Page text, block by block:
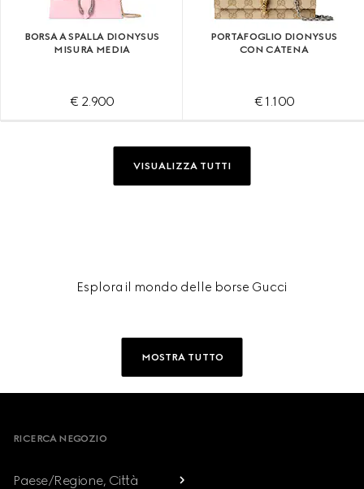
BORSA A SPALLA DIONYSUS
MISURA MEDIA
€ 2.900
PORTAFOGLIO DIONYSUS
CON CATENA
€ 1.100
VISUALIZZA TUTTI
Esplora il mondo delle borse Gucci
MOSTRA TUTTO
Footer
RICERCA NEGOZIO
Paese/Regione, Città